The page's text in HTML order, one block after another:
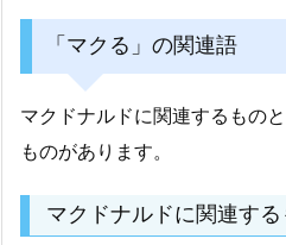
「マクる」の関連語
マクドナルドに関連するもの
ものがあります。
マクドナルドに関連する